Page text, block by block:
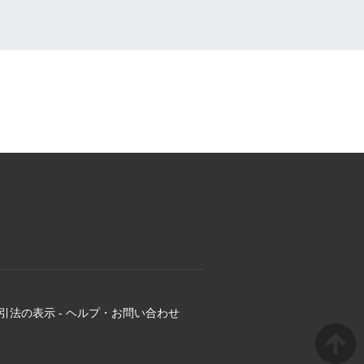
法の表示 - ヘルプ・お問い合わせ